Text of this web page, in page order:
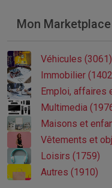
Mon Marketplace
Véhicules (3061)
Immobilier
Emploi, affaires
Multimedia
Maisons et
Vêtements et
Loisirs (1759)
Autres (1910)